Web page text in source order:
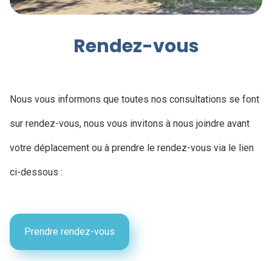
Rendez-vous
Nous vous informons que toutes nos consultations se font
sur rendez-vous, nous vous invitons à nous joindre avant
votre déplacement ou à prendre le rendez-vous via le lien
ci-dessous :
Prendre rendez-vous